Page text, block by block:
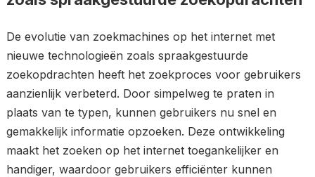
De evolutie van zoekmachines op het internet met
nieuwe technologieën zoals spraakgestuurde
zoekopdrachten heeft het zoekproces voor gebruikers
aanzienlijk verbeterd. Door simpelweg te praten in
plaats van te typen, kunnen gebruikers nu snel en
gemakkelijk informatie opzoeken. Deze ontwikkeling
maakt het zoeken op het internet toegankelijker en
handiger, waardoor gebruikers efficiënter kunnen